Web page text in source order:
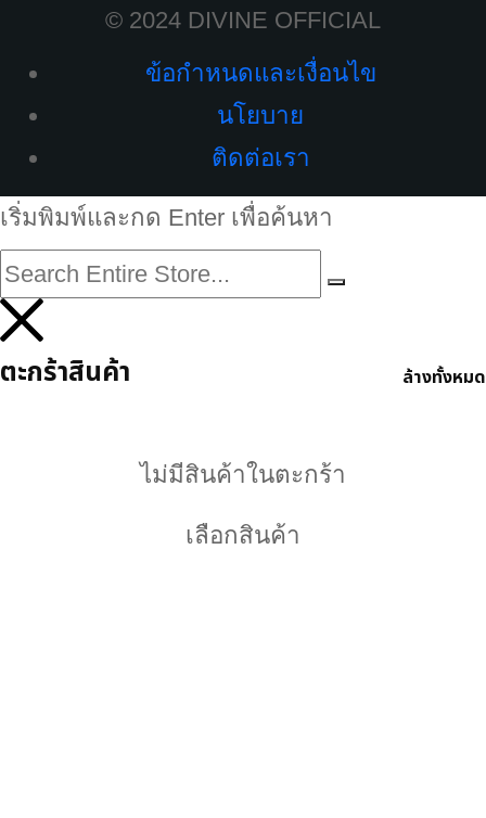
© 2024 DIVINE OFFICIAL
ข้อกำหนดและเงื่อนไข
นโยบาย
ติดต่อเรา
เริ่มพิมพ์และกด Enter เพื่อค้นหา
ตะกร้าสินค้า ล้างทั้งหมด
ไม่มีสินค้าในตะกร้า
เลือกสินค้า